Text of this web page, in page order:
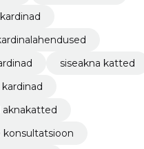
siseakna katted